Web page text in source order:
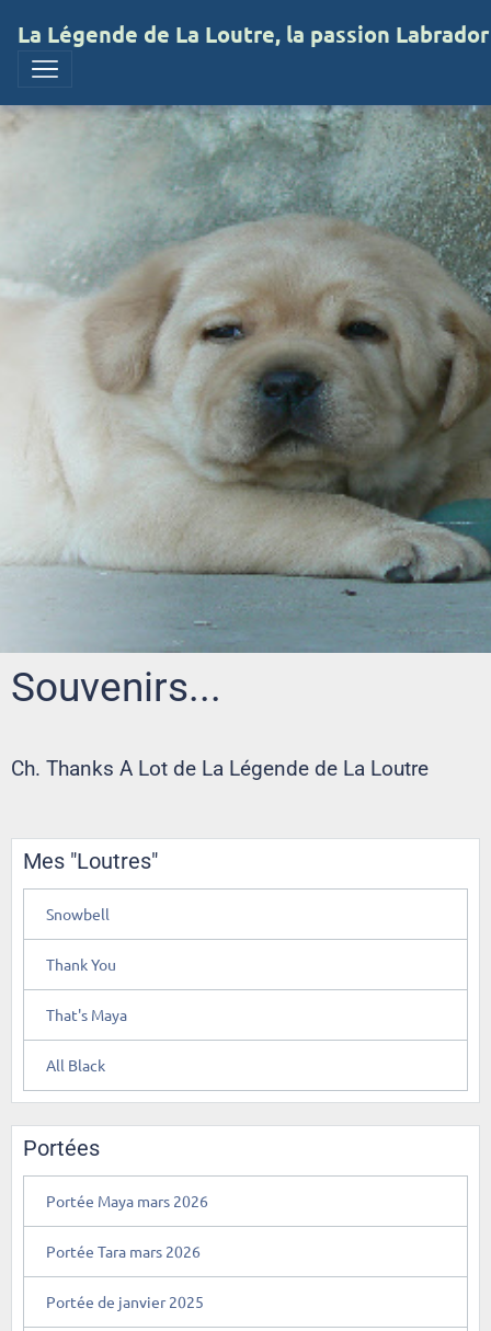
La Légende de La Loutre, la passion
Souvenirs...
Ch. Thanks A Lot de La Légende de La Loutre
Mes "Loutres"
Snowbell
Thank You
That's Maya
All Black
Portées
Portée Maya mars 2026
Portée Tara mars 2026
Portée de janvier 2025